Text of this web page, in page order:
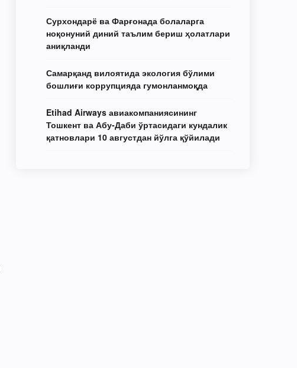
Сурхондарё ва Фарғонада болаларга
ноқонуний диний таълим бериш ҳолатлари
аниқланди
Самарқанд вилоятида экология бўлими
бошлиғи коррупцияда гумонланмоқда
Etihad Airways авиакомпаниясининг
Тошкент ва Абу-Даби ўртасидаги кундалик
қатновлари 10 августдан йўлга қўйилади